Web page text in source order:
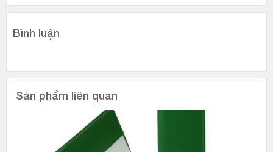
Bình luận
Sản phẩm liên quan